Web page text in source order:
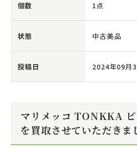
個数 1点
状態 中古美品
投稿日 2024年09月
マリメッコ TONKKA ピ
を買取させていただきま